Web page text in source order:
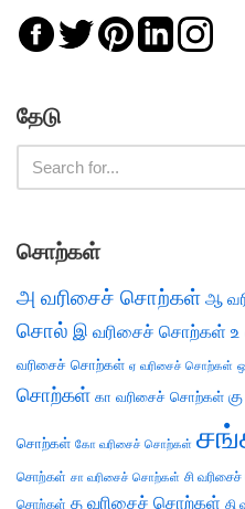
தேடு
சொற்கள்
அ வரிசைச் சொற்கள் ஆ
சொல் இ வரிசைச் சொற்கள்
வரிசைச் சொற்கள் ஏ வரிசைச் சொற்கள்
சொற்கள் கா வரிசைச் சொற்கள்
சொற்கள் கோ வரிசைச் சொற்கள்
சொற்கள் சா வரிசைச் சொற்கள் சி
சொற்கள் த வரிசைச் சொற்கள் தி